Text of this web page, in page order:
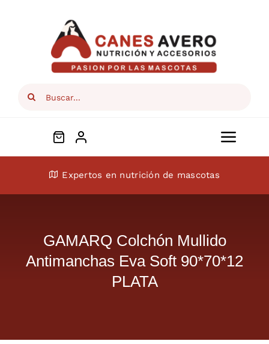
Search
ConócenosExpertos en nutrición de mascotas
GAMARQ Colchón Mullido
Antimanchas Eva Soft 90*70*12
PLATA